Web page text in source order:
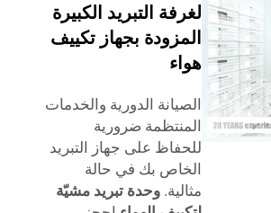
لغرفة التبريد الكبيرة
المزودة بجهاز تكييف
هواء
الصيانة الدورية والخدمات
المنتظمة ضرورية
للحفاظ على جهاز التبريد
الخاص بك في حالة
وحدة تبريد مشيّة